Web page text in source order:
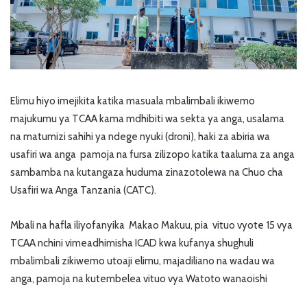
Elimu hiyo imejikita katika masuala mbalimbali ikiwemo
majukumu ya TCAA kama mdhibiti wa sekta ya anga, usalama
na matumizi sahihi ya ndege nyuki (droni), haki za abiria wa
usafiri wa anga pamoja na fursa zilizopo katika taaluma za anga
sambamba na kutangaza huduma zinazotolewa na Chuo cha
Usafiri wa Anga Tanzania (CATC).
Mbali na hafla iliyofanyika Makao Makuu, pia vituo vyote 15 vya
TCAA nchini vimeadhimisha ICAD kwa kufanya shughuli
mbalimbali zikiwemo utoaji elimu, majadiliano na wadau wa
anga, pamoja na kutembelea vituo vya Watoto wanaoishi